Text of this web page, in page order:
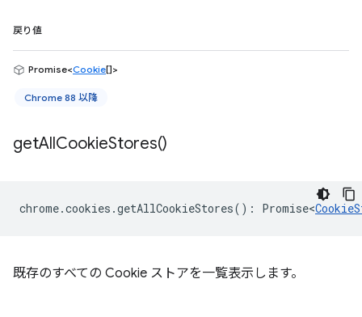
戻り値
Promise<Cookie[]>
Chrome 88 以降
getAllCookieStores()
chrome.cookies .getAllCookieStores() : Promise<
既存のすべての Cookie ストアを一覧表示します。